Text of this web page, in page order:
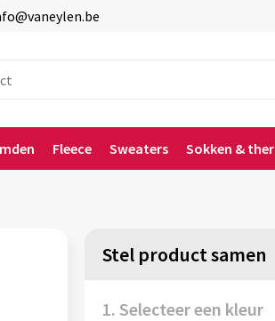
Fleece Sweaters Sokken &
Stel product samen
1. Selecteer een kleur